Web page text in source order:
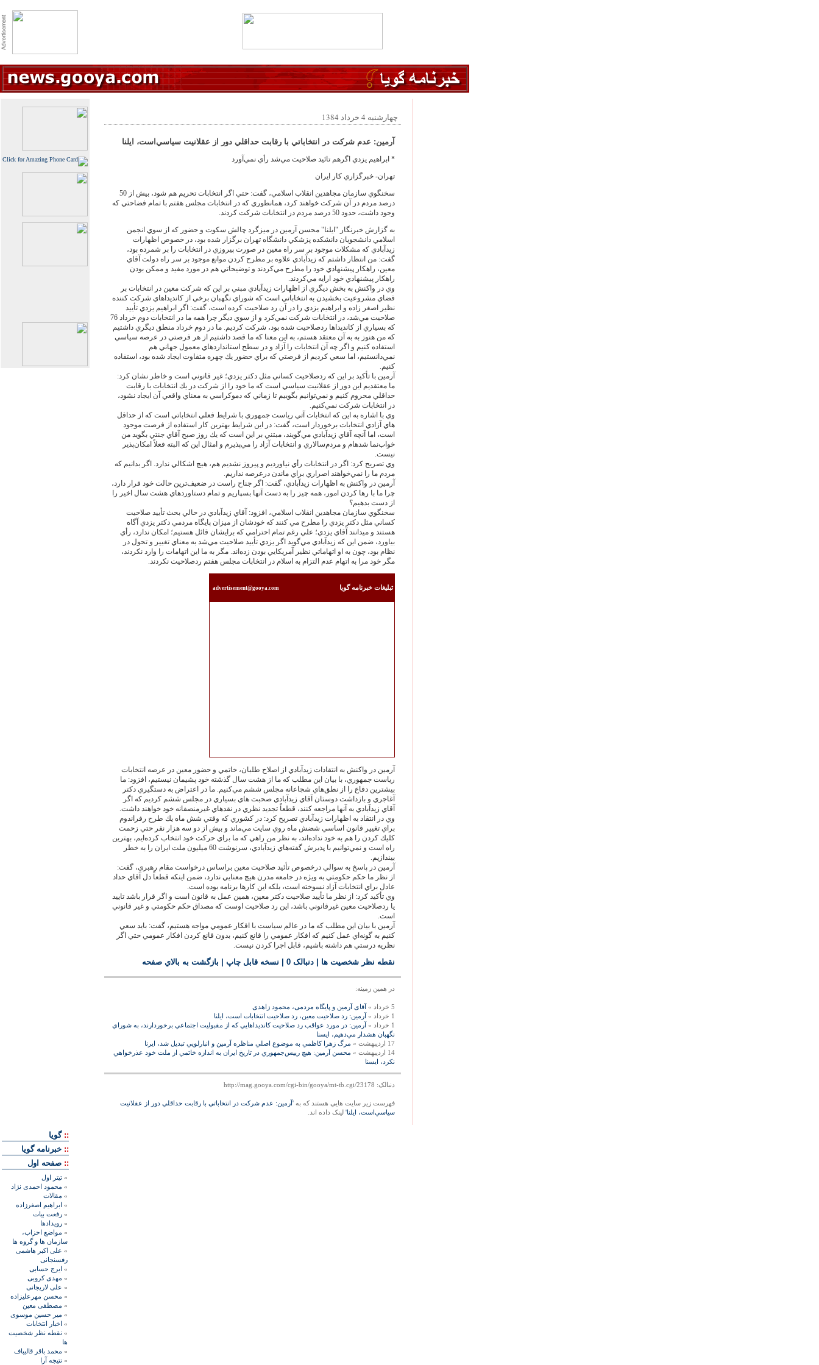
چهارشنبه 4 خرداد 1384
آرمين: عدم شركت در انتخاباتي با رقابت حداقلي دور از عقلانيت سياسي‌‏است، ايلنا
* ابراهيم يزدي اگرهم تائيد صلاحيت مي‌‏شد رأي نمي‌‏آورد
تهران- خبرگزاري كار ايران
سخنگوي سازمان مجاهدين انقلاب اسلامي، گفت: حتي اگر انتخابات تحريم هم شود، بيش از 50
درصد مردم در آن شركت خواهند كرد، همانطوري كه در انتخابات مجلس هفتم با تمام فضاحتي كه
وجود داشت، حدود 50 درصد مردم در انتخابات شركت كردند.
به گزارش خبرنگار "ايلنا" محسن آرمين در ميزگرد چالش سكوت و حضور كه از سوي انجمن
اسلامي دانشجويان دانشكده پزشكي دانشگاه تهران برگزار شده بود، در خصوص اظهارات
زيدآبادي كه مشكلات موجود بر سر راه معين در صورت پيروزي در انتخابات را بر شمرده بود،
گفت: من انتظار داشتم كه زيدآبادي علاوه بر مطرح كردن موانع موجود بر سر راه دولت آقاي
معين، راهكار پيشنهادي خود را مطرح مي‌‏كردند و توضيحاتي هم در مورد مفيد و ممكن بودن
راهكار پيشنهادي خود ارايه مي‌‏كردند.
وي در واكنش به بخش ديگري از اظهارات زيدآبادي مبني بر اين كه شركت معين در انتخابات بر
فضاي مشروعيت بخشيدن به انتخاباتي است كه شوراي نگهبان برخي از كانديداهاي شركت كننده
نظير اصغر زاده و ابراهيم يزدي را در آن رد صلاحيت كرده است، گفت: اگر ابراهيم يزدي تأييد
صلاحيت مي‌‏شد، در انتخابات شركت نمي‌‏كرد و از سوي ديگر چرا همه ما در انتخابات دوم خرداد 76
كه بسياري از كانديداها ردصلاحيت شده بود، شركت كرديم. ما در دوم خرداد منطق ديگري داشتيم
كه من هنوز به به آن معتقد هستم، به اين معنا كه ما قصد داشتيم از هر فرصتي در عرصه سياسي
استفاده كنيم و اگر چه آن انتخابات را آزاد و در سطح استانداردهاي معمول جهاني هم
نمي‌‏دانستيم، اما سعي كرديم از فرصتي كه براي حضور يك چهره متفاوت ايجاد شده بود، استفاده
كنيم.
آرمين با تأكيد بر اين كه ردصلاحيت كساني مثل دكتر يزدي؛ غير قانوني است و خاطر نشان كرد:
ما معتقديم اين دور از عقلانيت سياسي است كه ما خود را از شركت در يك انتخابات با رقابت
حداقلي محروم كنيم و نمي‌‏توانيم بگوييم تا زماني كه دموكراسي به معناي واقعي آن ايجاد نشود،
در انتخابات شركت نمي‌‏كنيم.
وي با اشاره به اين كه انتخابات آتي رياست جمهوري با شرايط فعلي انتخاباتي است كه از حداقل
هاي آزادي انتخابات برخوردار است، گفت: در اين شرايط بهترين كار استفاده از فرصت موجود
است، اما آنچه آقاي زيدآبادي مي‌‏گويند، مبتني بر اين است كه يك روز صبح آقاي جنتي بگويد من
خواب‌‏نما شدهام و مردم‌‏سالاري و انتخابات آزاد را مي‌‏پذيرم و امثال اين كه البته فعلاً امكان‌‏پذير
نيست.
وي تصريح كرد: اگر در انتخابات رأي نياورديم و پيروز نشديم هم، هيچ اشكالي ندارد. اگر بدانيم كه
مردم ما را نمي‌‏خواهند اصراري براي ماندن درعرصه نداريم.
آرمين در واكنش به اظهارات زيدآبادي، گفت: اگر جناح راست در ضعيف‌‏ترين حالت خود قرار دارد،
چرا ما با رها كردن امور، همه چيز را به دست آنها بسپاريم و تمام دستاوردهاي هشت سال اخير را
از دست بدهيم؟
سخنگوي سازمان مجاهدين انقلاب اسلامي، افزود: آقاي زيدآبادي در حالي بحث تأييد صلاحيت
كساني مثل دكتر يزدي را مطرح مي كنند كه خودشان از ميزان پايگاه مردمي دكتر يزدي آگاه
هستند و ميدانند آقاي يزدي؛ علي رغم تمام احترامي كه برايشان قائل هستيم؛ امكان ندارد، رأي
بياورد، ضمن اين كه زيدآبادي مي‌‏گويد اگر يزدي تأييد صلاحيت مي‌‏شد به معناي تغيير و تحول در
نظام بود، چون به او اتهاماتي نظير آمريكايي بودن زده‌‏اند. مگر به ما اين اتهامات را وارد نكردند،
مگر خود مرا به اتهام عدم التزام به اسلام در انتخابات مجلس هفتم ردصلاحيت نكردند.
تبليغات خبرنامه گويا advertisement@gooya.com
آرمين در واكنش به انتقادات زيدآبادي از اصلاح طلبان، خاتمي و حضور معين در عرصه انتخابات
رياست جمهوري، با بيان اين مطلب كه ما از هشت سال گذشته خود پشيمان نيستيم، افزود: ما
بيشترين دفاع را از نطق‌‏هاي شجاعانه مجلس ششم مي‌‏كنيم. ما در اعتراض به دستگيري دكتر
آغاجري و بازداشت دوستان آقاي زيدآبادي صحبت هاي بسياري در مجلس ششم كرديم كه اگر
آقاي زيدآبادي به آنها مراجعه كنند، قطعاً تجديد نظري در نقدهاي غيرمنصفانه خود خواهند داشت.
وي در انتقاد به اظهارات زيدآبادي تصريح كرد: در كشوري كه وقتي شش ماه يك طرح رفراندوم
براي تغيير قانون اساسي شضش ماه روي سايت مي‌‏ماند و بيش از دو سه هزار نفر حتي زحمت
كليك كردن را هم به خود نداده‌‏اند، به نظر من راهي كه ما براي حركت خود انتخاب كرده‌‏ايم، بهترين
راه است و نمي‌‏توانيم با پذيرش گفته‌‏هاي زيدآبادي، سرنوشت 60 ميليون ملت ايران را به خطر
بيندازيم.
آرمين در پاسخ به سوالي درخصوص تأئيد صلاحيت معين براساس درخواست مقام رهبري، گفت:
از نظر ما حكم حكومتي به ويژه در جامعه مدرن هيچ معنايي ندارد، ضمن اينكه قطعاً دل آقاي حداد
عادل براي انتخابات آزاد نسوخته است، بلكه اين كارها برنامه بوده است.
وي تأكيد كرد: از نظر ما تأييد صلاحيت دكتر معين، همين عمل به قانون است و اگر قرار باشد تاييد
يا ردصلاحيت معين غيرقانوني باشد، اين رد صلاحيت اوست كه مصداق حكم حكومتي و غير قانوني
است.
آرمين با بيان اين مطلب كه ما در عالم سياست با افكار عمومي مواجه هستيم، گفت: بايد سعي
كنيم به گونه‌‏اي عمل كنيم كه افكار عمومي را قانع كنيم، بدون قانع كردن افكار عمومي حتي اگر
نظريه درستي هم داشته باشيم، قابل اجرا كردن نيست.
نقطه نظر شخصيت ها | دنبالک 0 نسخه قابل چاپ بازگشت به بالاي صفحه
در همين زمينه:
5 خرداد »
آقای آرمین و پایگاه مردمی، محمود زاهدی
1 خرداد »
آرمين: رد صلاحيت معين، رد صلاحيت انتخابات است، ايلنا
1 خرداد »
آرمين: در مورد عواقب رد صلاحيت كانديداهايي كه از مقبوليت اجتماعي برخوردارند، به شوراي
نگهبان هشدار مي‌دهيم، ايسنا
17 اردیبهشت »
مرگ زهرا كاظمي به موضوع اصلي مناظره آرمين و انبارلويي تبديل شد، ايرنا
14 اردیبهشت »
محسن آرمين: هيچ رييس‌جمهوري در تاريخ ايران به اندازه‌ خاتمي از ملت خود عذرخواهي
نكرد، ايسنا
دنبالک: http://mag.gooya.com/cgi-bin/gooya/mt-tb.cgi/23178
فهرست زير سايت هايي هستند که به 'آرمين: عدم شركت در انتخاباتي با رقابت حداقلي دور از عقلانيت
سياسي‌‏است، ايلنا' لينک داده اند.
::گويا
:: خبرنامه گويا
:: صفحه اول
» تيتر اول
» محمود احمدی نژاد
» مقالات
» ابراهيم اصغرزاده
» رفعت بیات
» رويدادها
» مواضع احزاب،
سازمان ها و گروه ها
» علی اکبر هاشمی
رفسنجانی
» ايرج حسابی
» مهدی کروبی
» علی لاريجانی
» محسن مهرعليزاده
» مصطفی معين
» مير حسين موسوی
» اخبار انتخابات
» نقطه نظر شخصيت
ها
» محمد باقر قاليباف
» نتيجه آرا